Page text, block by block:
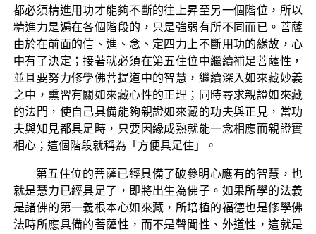
都必須精進用功才能夠不斷的往上昇至另一個階位，所以
精進力是遍在各個階段的，只是強弱有所不同而已。菩薩
由於在前面的信、進、念、定四力上不斷用功的緣故，心
中有了決定；接著就必須在第五住位中繼續補足菩薩性，
並且要努力修學佛菩提道中的智慧，繼續深入如來藏妙義
之中，熏習有關如來藏心性的正理；同時尋求親證如來藏
的法門，使自己具備能夠親證如來藏的功夫與正見，當功
夫與知見都具足時，只要因緣成熟就能一念相應而親證實
相心；這個階段就稱為「方便具足住」。
第五住位的菩薩已經具備了破參明心應有的智慧，也
就是慧力已經具足了，即將出生為佛子。如果所學的法義
是諸佛的第一義根本心如來藏，所培植的福德也是修學佛
法時所應具備的菩薩性，而不是聲聞性、外道性，這就是